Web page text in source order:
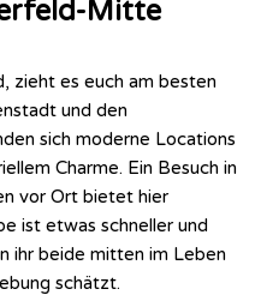
Mitte
zieht es euch am besten
und den
sich moderne Locations
Charme. Ein Besuch in
vor Ort bietet hier
ist etwas schneller und
ihr beide mitten im Leben
schätzt.